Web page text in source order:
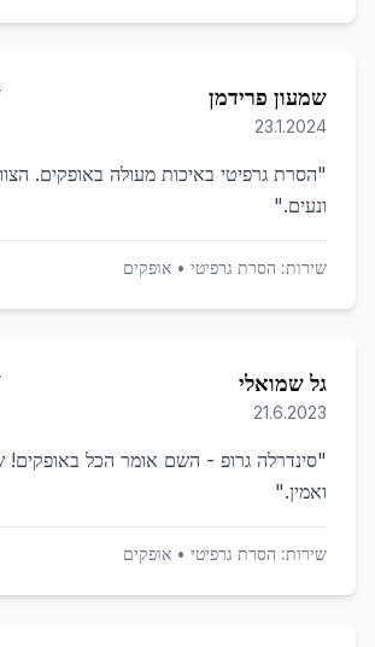
שמעון פרידמן
23.1.2024
"הסרת גרפיטי באיכות מעולה באופקים.
ונעים."
שירות: הסרת גרפיטי • אופקים
גל שמואלי
21.6.2023
"סינדרלה גרופ - השם אומר הכל באופקים!
ואמין."
שירות: הסרת גרפיטי • אופקים